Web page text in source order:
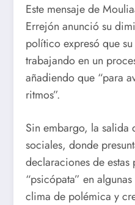
Este mensaje de
Errejón anunció su
político expresó que
trabajando en un
añadiendo que “para
ritmos”.
Sin embargo, la salida
sociales, donde
declaraciones de
“psicópata” en
clima de polémica y